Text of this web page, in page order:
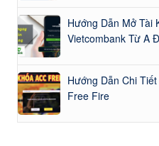
Hướng Dẫn Mở Tài
Vietcombank Từ A
Hướng Dẫn Chi
Free Fire